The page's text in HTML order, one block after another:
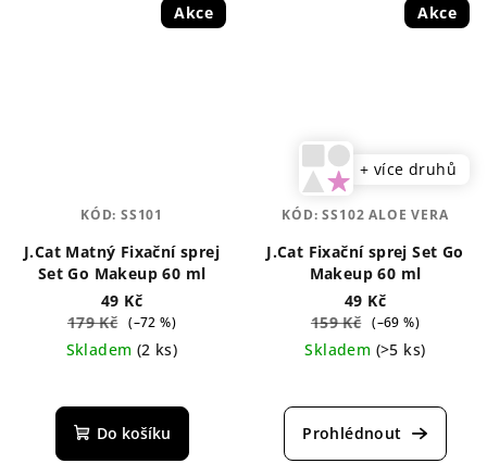
Akce
J.Cat Matný Fixační sprej
Set Go Makeup 60 ml
49 Kč
179 Kč (–72 %)
Skladem (2 ks)
hodnocení
produktu
Do košíku
KÓD: SS101
Akce
+ více druhů
J.Cat Fixační sprej Set Go
Makeup 60 ml
49 Kč
159 Kč (–69 %)
Skladem (>5 ks)
hodnocení
produktu
KÓD:SS102 ALOE VERA